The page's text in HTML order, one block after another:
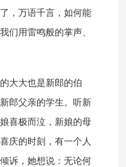
，万语千言，如何能
们用雷鸣般的掌声、
大大也是新郎的伯
郎父亲的学生。听新
喜极而泣，新娘的母
庆的时刻，有一个人
诉，她想说：无论何